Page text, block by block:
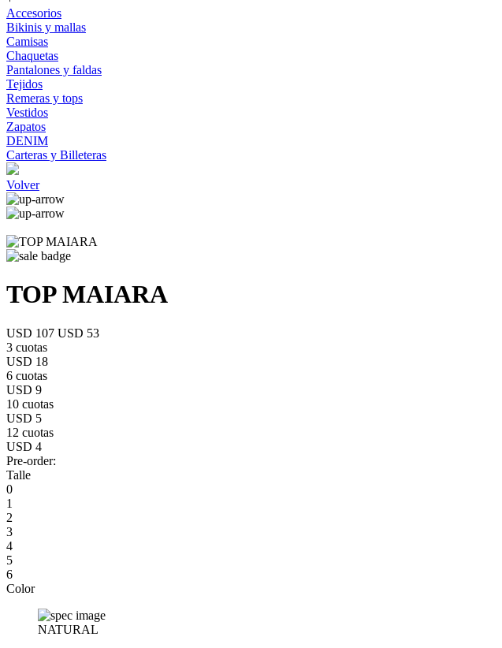
Accesorios
Bikinis y mallas
Camisas
Chaquetas
Pantalones y faldas
Tejidos
Remeras y tops
Vestidos
Zapatos
DENIM
Carteras y Billeteras
Volver
TOP MAIARA
USD 107 USD 53
3 cuotas
USD 18
6 cuotas
USD 9
10 cuotas
USD 5
12 cuotas
USD 4
Pre-order:
Talle
0
1
2
3
4
5
6
Color
NATURAL